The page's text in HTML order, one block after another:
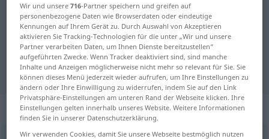
Polnisch-Deutsch Übersetzung für
"powabny"
"powabny" Deutsch Übersetzung
„powabny“
Wir und unsere716-Partner speichern und greifen auf
personenbezogene Daten wie Browserdaten oder eindeutige
Kennungen auf Ihrem Gerät zu. Durch Auswahl von Akzeptieren
aktivieren Sie Tracking-Technologien für die unter „Wir und unsere
Partner verarbeiten Daten, um Ihnen Dienste bereitzustellen“
aufgeführten Zwecke. Wenn Tracker deaktiviert sind, sind manche
Inhalte und Anzeigen möglicherweise nicht mehr so relevant für Sie. Sie
können dieses Menü jederzeit wieder aufrufen, um Ihre Einstellungen zu
ändern oder Ihre Einwilligung zu widerrufen, indem Sie auf den Link
Privatsphäre-Einstellungen am unteren Rand der Webseite klicken. Ihre
Einstellungen gelten innerhalb unseres Website. Weitere Informationen
finden Sie in unserer Datenschutzerklärung.
Wir verwenden Cookies, damit Sie unsere Webseite bestmöglich nutzen